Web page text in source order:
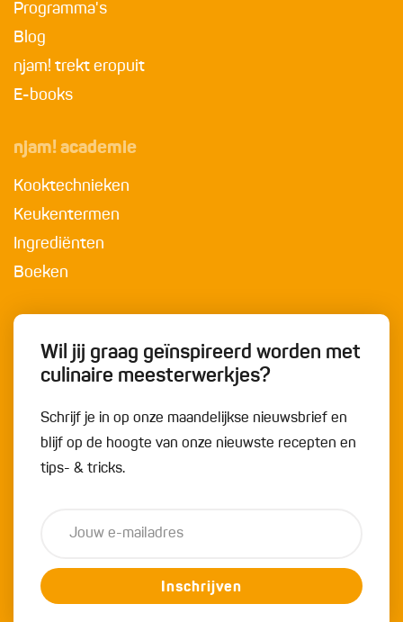
Programma's
Blog
njam! trekt eropuit
E-books
njam! academie
Kooktechnieken
Keukentermen
Ingrediënten
Boeken
Wil jij graag geïnspireerd worden met
culinaire meesterwerkjes?
Schrijf je in op onze maandelijkse nieuwsbrief en
blijf op de hoogte van onze nieuwste recepten en
tips- & tricks.
Inschrijven